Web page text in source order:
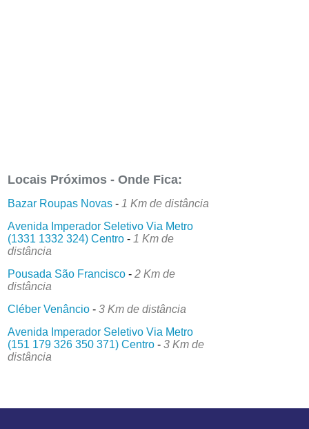
Locais Próximos - Onde Fica:
Bazar Roupas Novas - 1 Km de distância
Avenida Imperador Seletivo Via Metro
(1331 1332 324) Centro - 1 Km de
distância
Pousada São Francisco -2 Km de
distância
Cléber Venâncio -3 Km de distância
Avenida Imperador Seletivo Via Metro
(151 179 326 350 371) Centro -3 Km de
distância